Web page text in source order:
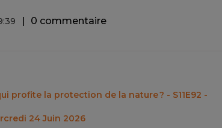
:39 0 commentaire
profite la protection de la nature ? - S11E92 -
24 Juin 2026